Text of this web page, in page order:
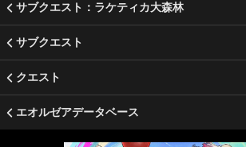
サブクエスト：ラケティカ大森林
サブクエスト
クエスト
エオルゼアデータベース